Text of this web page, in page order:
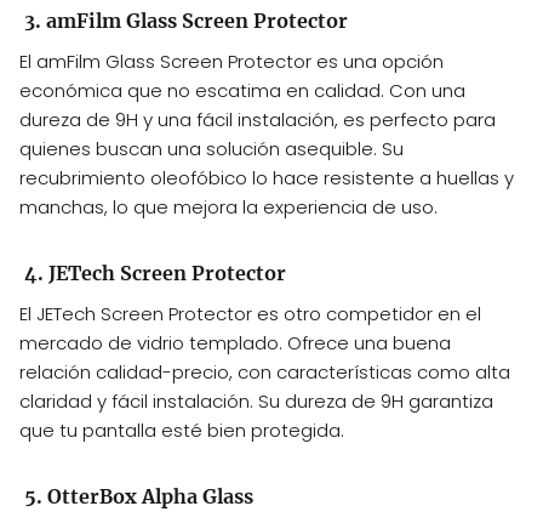
3. amFilm Glass Screen Protector
El amFilm Glass Screen Protector es una opción
económica que no escatima en calidad. Con una
dureza de 9H y una fácil instalación, es perfecto para
quienes buscan una solución asequible. Su
recubrimiento oleofóbico lo hace resistente a huellas y
manchas, lo que mejora la experiencia de uso.
4. JETech Screen Protector
El JETech Screen Protector es otro competidor en el
mercado de vidrio templado. Ofrece una buena
relación calidad-precio, con características como alta
claridad y fácil instalación. Su dureza de 9H garantiza
que tu pantalla esté bien protegida.
5. OtterBox Alpha Glass